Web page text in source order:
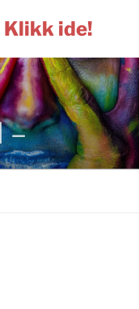
Klikk ide!
–